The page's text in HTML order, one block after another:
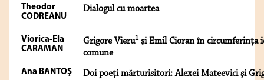
Theodor
CODREANU
Dialogul cu moartea
Viorica-Ela
CARAMAN
Grigore Vieru1 şi Emil Cioran în circumferinţa
comune
Ana BANTOŞ
Doi poeţi mărturisitori: Alexei Mateevici şi